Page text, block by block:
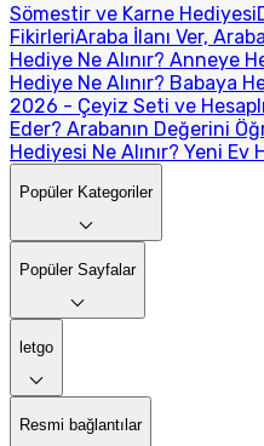
Sömestir ve Karne Hediyesi
FikirleriAraba İlanı Ver,
Hediye Ne Alınır? Anneye
Hediye Ne Alınır? Babaya
2026 - Çeyiz Seti ve
Eder? Arabanın Değerini
Hediyesi Ne Alınır? Yeni Ev
Popüler Kategoriler
Popüler Sayfalar
letgo
Resmi bağlantılar